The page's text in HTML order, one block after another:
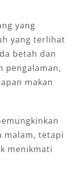
yang
yang terlihat
betah dan
pengalaman,
makan
malam, tetapi
menikmati